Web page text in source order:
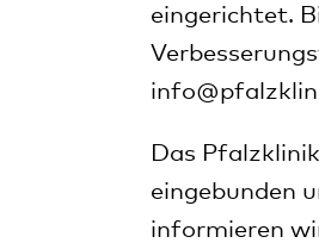
eingerichtet.
info@
Das
eingebunden
informieren